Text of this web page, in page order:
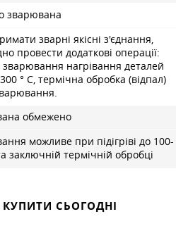
зварювана
зварні якісні з'єднання,
провести додаткові операції:
зварювання нагрівання деталей
° C, термічна обробка (відпал)
обмежено
можливе при підігріві до 100-
заключній термічній обробці
СЬОГОДНІ